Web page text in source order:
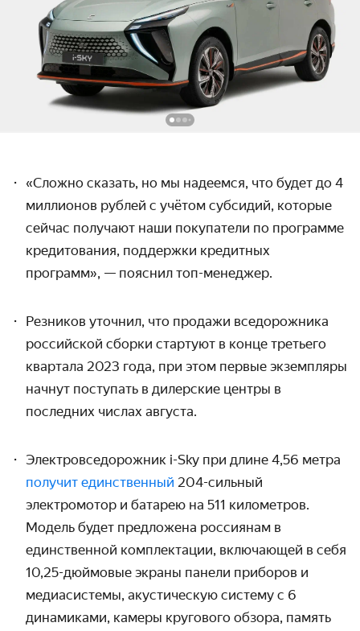
«Сложно сказать, но мы надеемся, что будет до 4
миллионов рублей с учётом субсидий, которые
сейчас получают наши покупатели по программе
кредитования, поддержки кредитных
программ», — пояснил топ-менеджер.
Резников уточнил, что продажи вседорожника
российской сборки стартуют в конце третьего
квартала 2023 года, при этом первые экземпляры
начнут поступать в дилерские центры в
последних числах августа.
Электровседорожник i-Sky при длине 4,56 метра
получит единственный 204-сильный
электромотор и батарею на 511 километров.
Модель будет предложена россиянам в
единственной комплектации, включающей в себя
10,25-дюймовые экраны панели приборов и
медиасистемы, акустическую систему с 6
динамиками, камеры кругового обзора, память